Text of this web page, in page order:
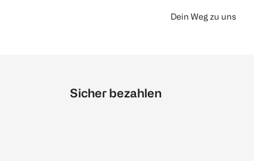
Dein Weg zu uns
Sicher bezahlen